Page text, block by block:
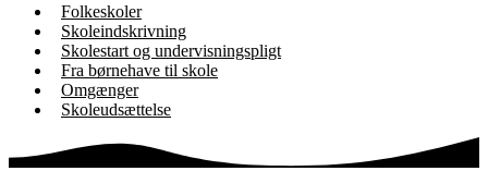
Folkeskoler
Skoleindskrivning
Skolestart og undervisningspligt
Fra børnehave til skole
Omgænger
Skoleudsættelse